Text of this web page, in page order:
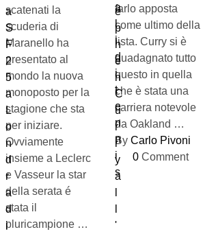
scatenati la
scuderia di
Maranello ha
presentato al
mondo la nuova
monoposto per la
stagione che sta
per iniziare.
Ovviamente
insieme a Leclerc
e Vasseur la star
della serata é
stata il
pluricampione …
farlo apposta
come ultimo della
lista. Curry si è
guadagnato tutto
questo in quella
che è stata una
carriera notevole
da Oakland …
By Carlo Pivoni
0 Comment